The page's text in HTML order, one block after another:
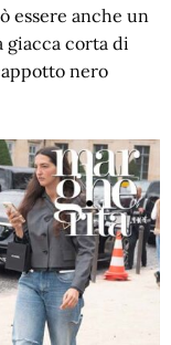
essere anche un
giacca corta di
nero